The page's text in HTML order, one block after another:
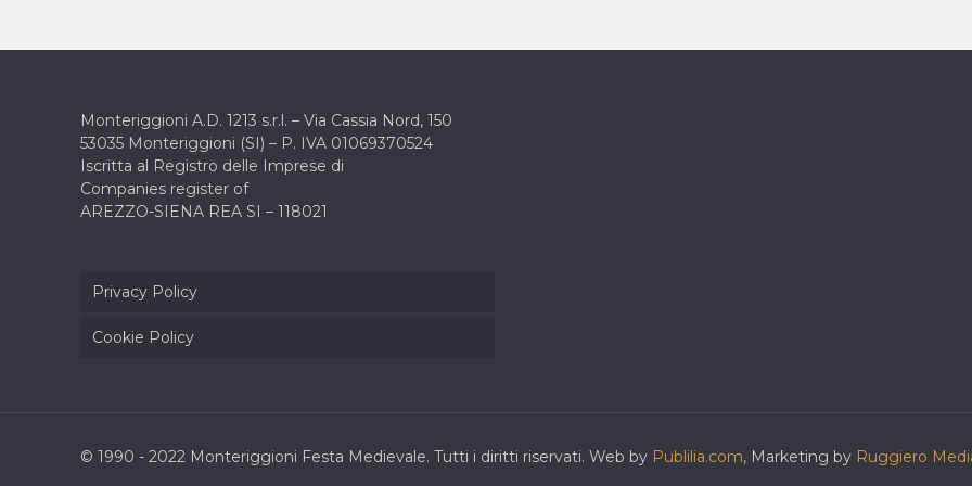
Monteriggioni A.D. 1213 s.r.l. –Via Cassia Nord, 150
53035 Monteriggioni (SI) – P. IVA 01069370524
Iscritta al Registro delle Imprese di
Companies register of
AREZZO-SIENA REA SI – 118021
Privacy Policy
Cookie Policy
© 1990 - 2022 Monteriggioni Festa Medievale. Tutti i diritti riservati. Web by Publilia.com, Marketing by Ruggiero